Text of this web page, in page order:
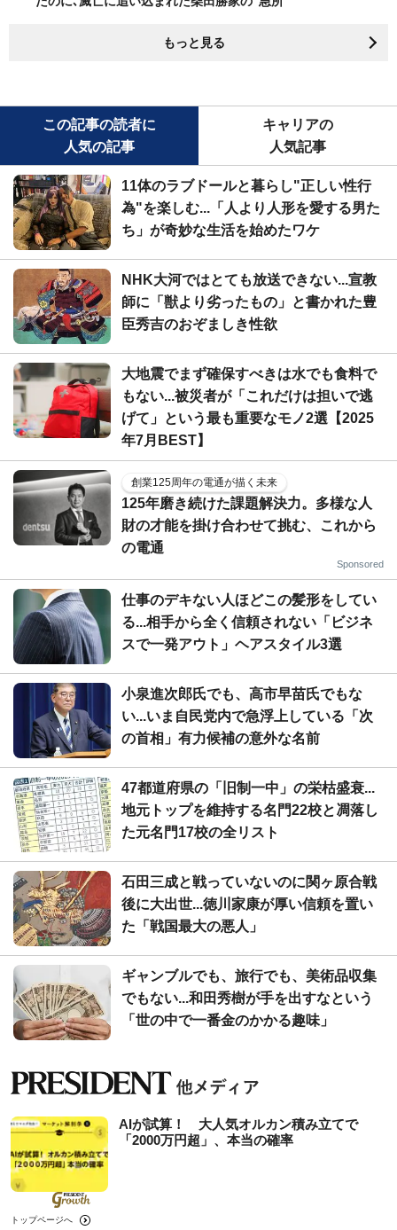
もっと見る
この記事の読者に
人気の記事
キャリアの
人気記事
11体のラブドールと暮らし"正しい性行
為"を楽しむ...「人より人形を愛する男た
ち」が奇妙な生活を始めたワケ
NHK大河ではとても放送できない...宣教
師に「獣より劣ったもの」と書かれた豊
臣秀吉のおぞましき性欲
大地震でまず確保すべきは水でも食料で
もない...被災者が「これだけは担いで逃
げて」という最も重要なモノ2選【2025
年7月BEST】
創業125周年の電通が描く未来
125年磨き続けた課題解決力。多様な人
財の才能を掛け合わせて挑む、これから
の電通
Sponsored
仕事のデキない人ほどこの髪形をしてい
る...相手から全く信頼されない「ビジネ
スで一発アウト」ヘアスタイル3選
小泉進次郎氏でも、高市早苗氏でもな
い...いま自民党内で急浮上している「次
の首相」有力候補の意外な名前
47都道府県の「旧制一中」の栄枯盛衰...
地元トップを維持する名門22校と凋落し
た元名門17校の全リスト
石田三成と戦っていないのに関ヶ原合戦
後に大出世...徳川家康が厚い信頼を置い
た「戦国最大の悪人」
ギャンブルでも、旅行でも、美術品収集
でもない...和田秀樹が手を出すなという
「世の中で一番金のかかる趣味」
AIが試算！ 大人気オルカン積み立てで
「2000万円超」、本当の確率
トップページへ